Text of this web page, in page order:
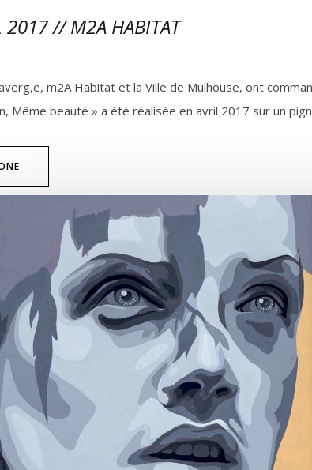
2017 // M2A HABITAT
m2A Habitat et la Ville de Mulhouse, ont
Même beauté » a été réalisée en avril 2017 sur un